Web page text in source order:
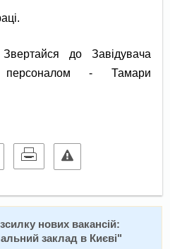
Звертайся до Завідувача
персоналом - Тамари
нових вакансій:
заклад в Києві"